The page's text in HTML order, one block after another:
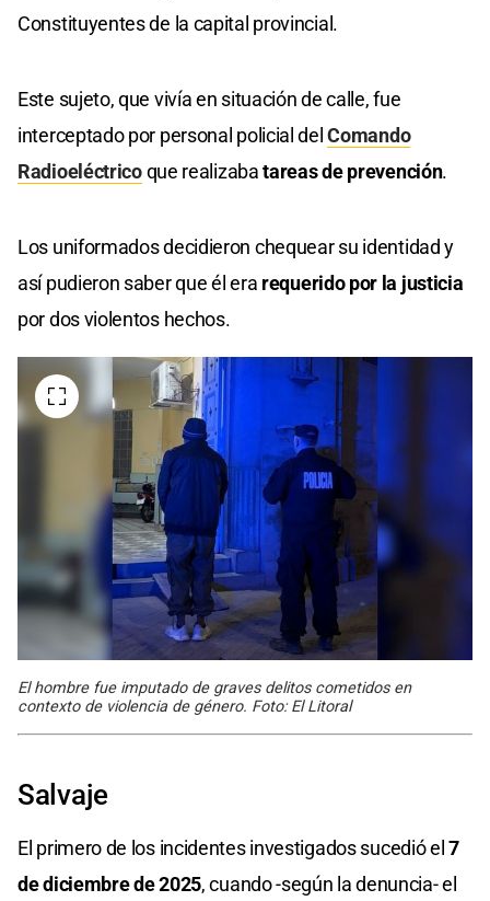
Constituyentes de la capital provincial.
Este sujeto, que vivía en situación de calle, fue
interceptado por personal policial delComando
Radioeléctricoque realizabatareas de prevención.
Los uniformados decidieron chequear su identidad y
así pudieron saber que él era requerido por la justicia
por dos violentos hechos.
El hombre fue imputado de graves delitos cometidos en
contexto de violencia de género. Foto: El Litoral
Salvaje
El primero de los incidentes investigados sucedió el7
de diciembre de 2025, cuando -según la denuncia- el